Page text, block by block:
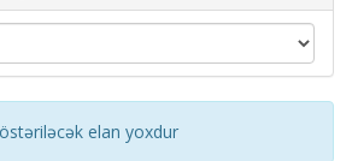
elan yoxdur